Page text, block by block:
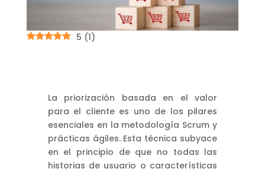
5 (1)
La priorización basada en el valor
para el cliente es uno de los pilares
esenciales en la metodología Scrum y
prácticas ágiles. Esta técnica subyace
en el principio de que no todas las
historias de usuario o características